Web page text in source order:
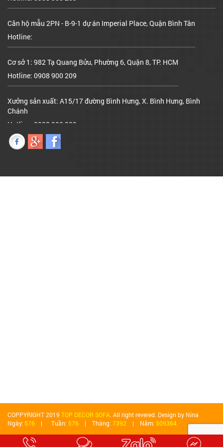
Căn hộ mẫu 2PN - B-9-1 dự án Imperial Place, Quận Bình Tân
Hotline:
Hotline: 0908 900 209
Chánh
Căn hộ mẫu 2PN - B-9-1 dự án Imperial Place, Quận Bình Tân
COPPYRIGHT 2019 TOP DECOR SOFA. All right revered. Design by Nina
Ngày: 576 | Tuần: 576 | Tháng:7392 | Năm: 509364